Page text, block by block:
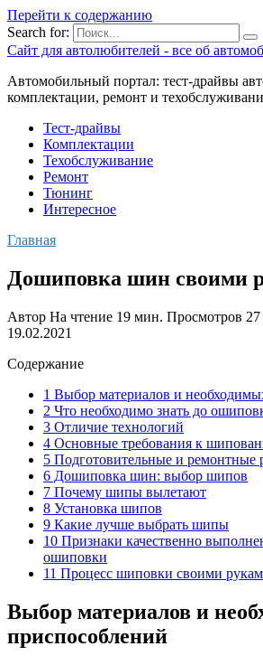
Перейти к содержанию
Search for:
Сайт для автолюбителей - все об
Автомобильный портал: тест-драйвы
комплектации, ремонт и
Тест-драйвы
Комплектации
Техобслуживание
Ремонт
Тюнинг
Интересное
Главная
Дошиповка шин своими
Автор На чтение 19 мин. Просмотров 27
19.02.2021
Содержание
1 Выбор материалов и
2 Что необходимо знать до
3 Отличие технологий
4 Основные требования к
5 Подготовительные и ремонтные
6 Дошиповка шин: выбор шипов
7 Почему шипы вылетают
8 Установка шипов
9 Какие лучше выбрать шипы
10 Признаки качественно
ошиповки
11 Процесс шиповки своими
Выбор материалов и
приспособлений